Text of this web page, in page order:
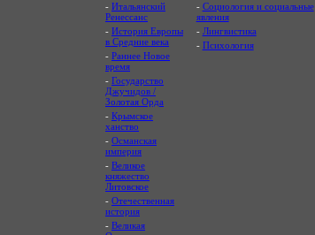
- Итальянский
Ренессанс
- История Европы
в Средние века
- Раннее Новое
время
- Государство
Джучидов /
Золотая Орда
- Крымское
ханство
- Османская
империя
- Великое
княжество
Литовское
- Отечественная
история
- Великая
- Социология и социальные
явления
- Лингвистика
- Психология